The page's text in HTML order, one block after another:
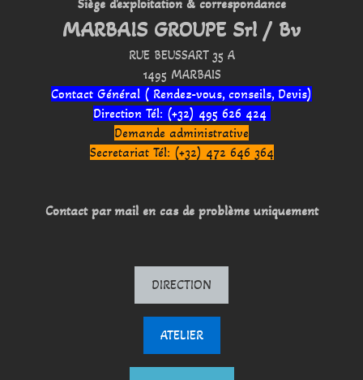
Siège d'exploitation & correspondance
MARBAIS GROUPE Srl / Bv
RUE BEUSSART 35 A
1495 MARBAIS
Contact Général ( Rendez-vous, conseils, Devis)
Direction Tél: (+32) 495 626 424
Demande administrative
Secretariat Tél: (+32) 472 646 364
Contact par mail en cas de problème uniquement
DIRECTION
ATELIER